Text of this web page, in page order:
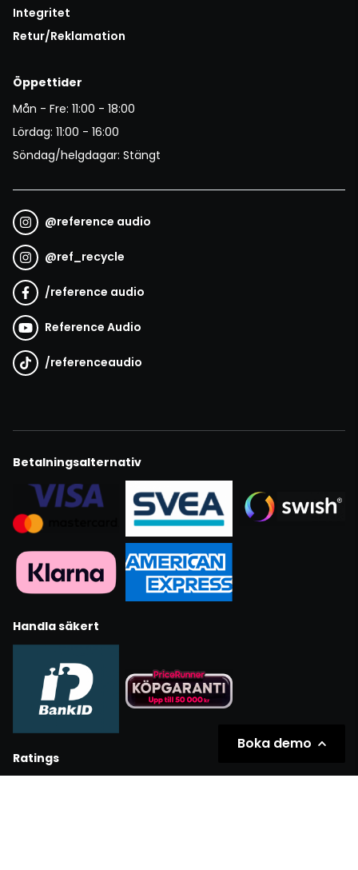
Integritet
Retur/Reklamation
Öppettider
Mån - Fre: 11:00 - 18:00
Lördag: 11:00 - 16:00
Söndag/helgdagar: Stängt
@reference audio
@ref_recycle
/reference audio
Reference Audio
/referenceaudio
Betalningsalternativ
Handla säkert
Ratings
Boka demo